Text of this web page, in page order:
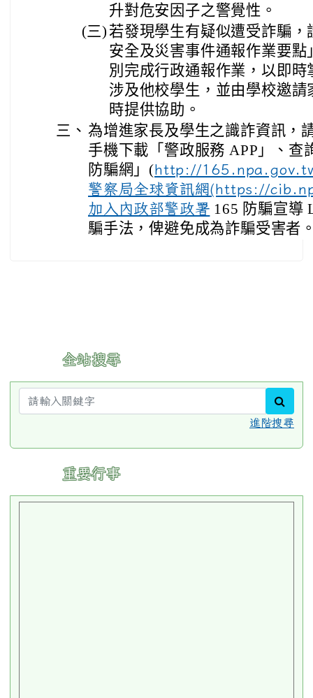
升對危安因子之警覺性。
(三) 若發現學生有疑似遭受詐騙
安全及災害事件通報作業要
別完成行政通報作業，以即
涉及他校學生，並由學校邀
時提供協助。
三、 為增進家長及學生之識詐資訊，
手機下載「警政服務 APP」、查
防騙網」(http://
警察局全球資訊網(https://
加入內政部警政署 165 防騙宣導
騙手法，俾避免成為詐騙受害者
全站搜尋
進階搜尋
重要行事